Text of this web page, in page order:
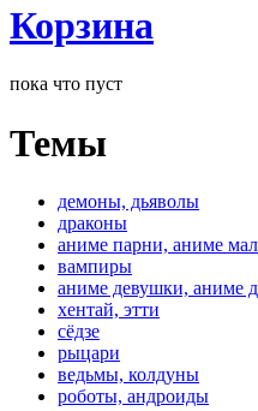
Корзина
пока что пуст
Темы
демоны, дьяволы
драконы
аниме парни, аниме
вампиры
аниме девушки, аниме
хентай, этти
сёдзе
рыцари
ведьмы, колдуны
роботы, андроиды